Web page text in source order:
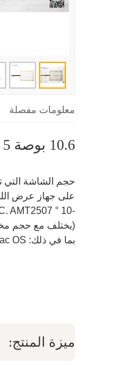
معلومات مفصلة
10.6 بوصة 5 أسلاك AMT2507 AMT 2507 AMT-2507 إصلاح زجاج الشاشة التي تعمل باللمس
بما في ذلك: Linux / DOS / Windows ME / 95/98 / NT4.0 / XP / 2000 / Mac OS إلخ
ميزة المنتج: